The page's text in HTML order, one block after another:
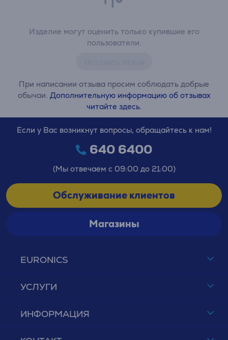
Изделие могут оценить только купившие его
пользователи.
При написании отзыва просим соблюдать добрые
обычаи. Дополнительную информацию об отзывах
читайте здесь.
EURONICS
УСЛУГИ
ИНФОРМАЦИЯ
Если у Вас возникнут вопросы, обращайтесь к нам!
640 6400
(Мы отвечаем с 09:00 до 21:00)
Обслуживание клиентов
Магазины